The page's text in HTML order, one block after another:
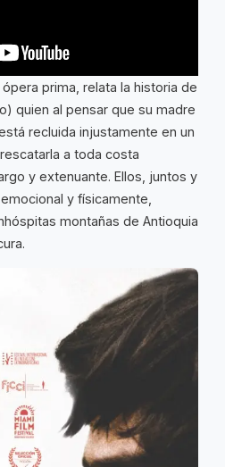
prima, relata la historia de
quien al pensar que su madre
recluida injustamente en un
a toda costa
y extenuante. Ellos, juntos y
y físicamente,
montañas de Antioquia